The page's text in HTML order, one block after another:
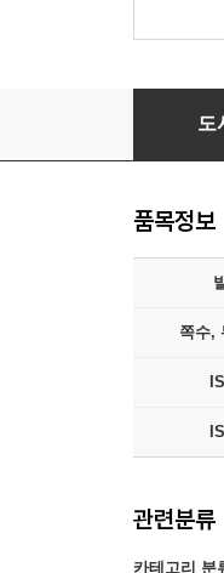
스토리를
도
품목정보
쪽수,
관련분류
카테고리 분